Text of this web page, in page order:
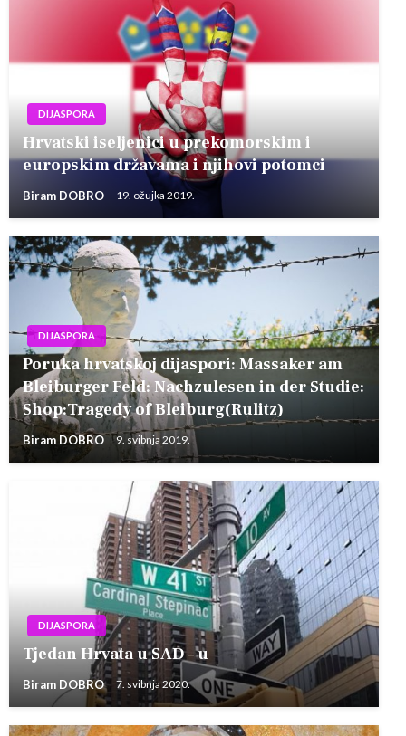
DIJASPORA
Hrvatski iseljenici u prekomorskim i
europskim državama i njihovi potomci
Biram DOBRO 19. ožujka 2019.
DIJASPORA
Poruka hrvatskoj dijaspori: Massaker am
Bleiburger Feld: Nachzulesen in der Studie:
Shop:Tragedy of Bleiburg(Rulitz)
Biram DOBRO 9. svibnja 2019.
DIJASPORA
Tjedan Hrvata u SAD – u
Biram DOBRO 7. svibnja 2020.